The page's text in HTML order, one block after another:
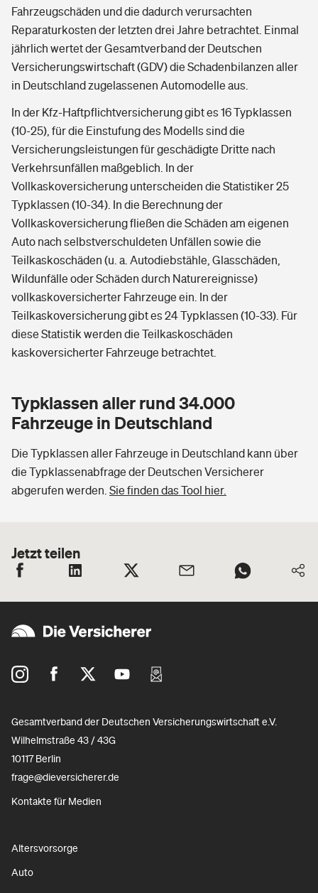
Fahrzeugschäden und die dadurch verursachten
Reparaturkosten der letzten drei Jahre betrachtet. Einmal
jährlich wertet der Gesamtverband der Deutschen
Versicherungswirtschaft (GDV) die Schadenbilanzen aller
in Deutschland zugelassenen Automodelle aus.
In der Kfz-Haftpflichtversicherung gibt es 16 Typklassen
(10-25), für die Einstufung des Modells sind die
Versicherungsleistungen für geschädigte Dritte nach
Verkehrsunfällen maßgeblich. In der
Vollkaskoversicherung unterscheiden die Statistiker 25
Typklassen (10-34). In die Berechnung der
Vollkaskoversicherung fließen die Schäden am eigenen
Auto nach selbstverschuldeten Unfällen sowie die
Teilkaskoschäden (u. a. Autodiebstähle, Glasschäden,
Wildunfälle oder Schäden durch Naturereignisse)
vollkaskoversicherter Fahrzeuge ein. In der
Teilkaskoversicherung gibt es 24 Typklassen (10-33). Für
diese Statistik werden die Teilkaskoschäden
kaskoversicherter Fahrzeuge betrachtet.
Typklassen aller rund 34.000
Fahrzeuge in Deutschland
Die Typklassen aller Fahrzeuge in Deutschland kann über
die Typklassenabfrage der Deutschen Versicherer
abgerufen werden. Sie finden das Tool hier.
Jetzt teilen
Gesamtverband der Deutschen Versicherungswirtschaft e.V.
Wilhelmstraße 43 / 43G
10117 Berlin
frage@dieversicherer.de
Kontakte für Medien
Altersvorsorge
Auto